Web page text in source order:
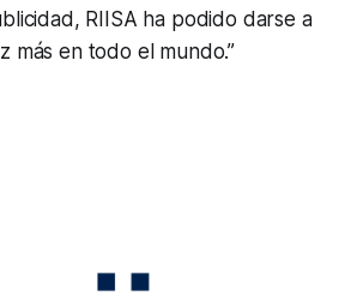
RIISA ha podido darse a
más en todo el mundo.”